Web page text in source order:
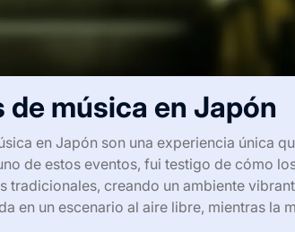
de música en Japón
en Japón son una experiencia única
de estos eventos, fui testigo de cómo
tradicionales, creando un ambiente
en un escenario al aire libre, mientras la